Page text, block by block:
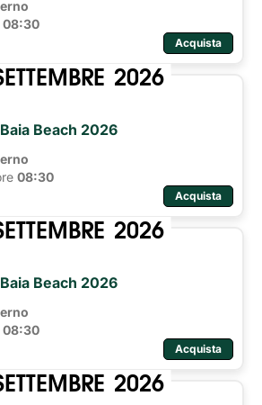
08:30
Acquista
2026
Beach 2026
08:30
Acquista
2026
Beach 2026
08:30
Acquista
2026